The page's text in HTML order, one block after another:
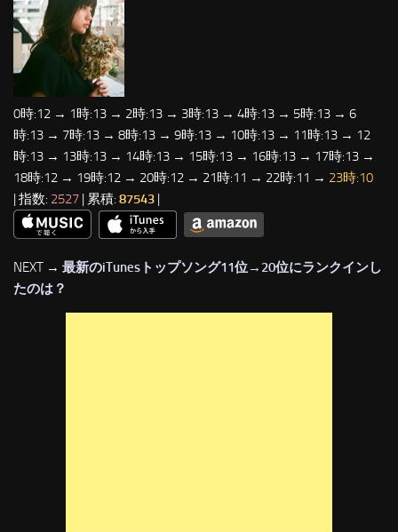
0時:12 → 1時:13 → 2時:13 → 3時:13 → 4時:13 → 5時:13 → 6
時:13 → 7時:13 → 8時:13 → 9時:13 → 10時:13 → 11時:13 → 12
時:13 → 13時:13 → 14時:13 → 15時:13 → 16時:13 → 17時:13 →
18時:12 → 19時:12 → 20時:12 → 21時:11 → 22時:11 → 23時:10
| 指数: 2527 | 累積: 87543
NEXT → 最新のiTunesトップソング11位→20位にランクインし
たのは？